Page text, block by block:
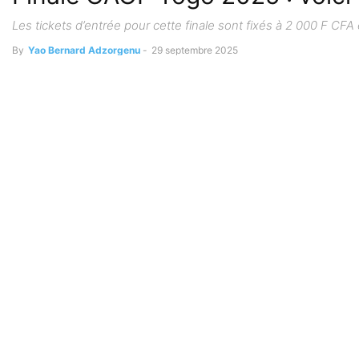
Les tickets d’entrée pour cette finale sont fixés à 2 000 F CFA
By Yao Bernard Adzorgenu - 29 septembre 2025